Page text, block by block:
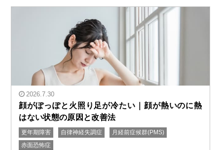
" alt="顔がぽっぽと火照り足が冷たい｜顔が熱いのに熱
2026.7.30
顔がぽっぽと火照り足が冷たい｜顔が熱いのに熱
はない状態の原因と改善法
更年期障害 自律神経失調症
月経前症候群(PMS)
赤面恐怖症